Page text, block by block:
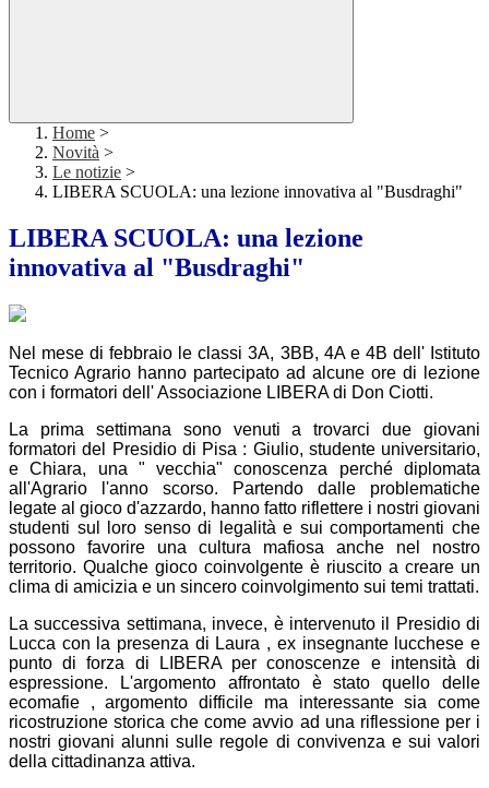
Home >
Novità >
Le notizie >
LIBERA SCUOLA: una lezione innovativa al "Busdraghi"
LIBERA SCUOLA: una lezione
innovativa al "Busdraghi"
Nel mese di febbraio le classi 3A, 3BB, 4A e 4B dell' Istituto
Tecnico Agrario hanno partecipato ad alcune ore di lezione
con i formatori dell' Associazione LIBERA di Don Ciotti.
La prima settimana sono venuti a trovarci due giovani
formatori del Presidio di Pisa : Giulio, studente universitario,
e Chiara, una " vecchia" conoscenza perché diplomata
all'Agrario l'anno scorso. Partendo dalle problematiche
legate al gioco d'azzardo, hanno fatto riflettere i nostri giovani
studenti sul loro senso di legalità e sui comportamenti che
possono favorire una cultura mafiosa anche nel nostro
territorio. Qualche gioco coinvolgente è riuscito a creare un
clima di amicizia e un sincero coinvolgimento sui temi trattati.
La successiva settimana, invece, è intervenuto il Presidio di
Lucca con la presenza di Laura , ex insegnante lucchese e
punto di forza di LIBERA per conoscenze e intensità di
espressione. L'argomento affrontato è stato quello delle
ecomafie , argomento difficile ma interessante sia come
ricostruzione storica che come avvio ad una riflessione per i
nostri giovani alunni sulle regole di convivenza e sui valori
della cittadinanza attiva.